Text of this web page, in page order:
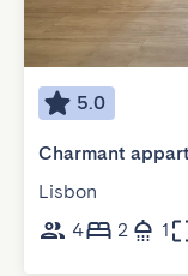
5.0
Charmant
Lisbon
4
2 1